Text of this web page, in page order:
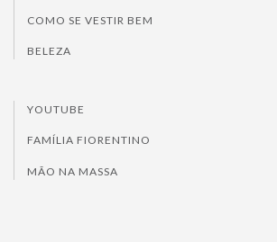
COMO SE VESTIR BEM
BELEZA
YOUTUBE
FAMÍLIA FIORENTINO
MÃO NA MASSA